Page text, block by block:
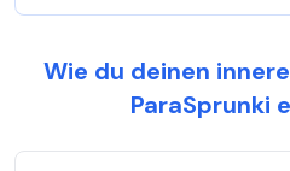
Wie du deinen
ParaSprunki